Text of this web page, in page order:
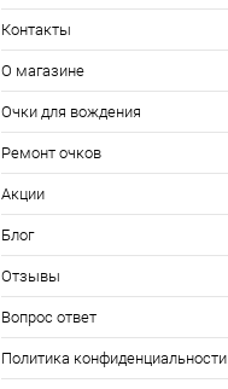
Контакты
О магазине
Очки для вождения
Ремонт очков
Акции
Блог
Отзывы
Вопрос ответ
Политика конфиденциальности